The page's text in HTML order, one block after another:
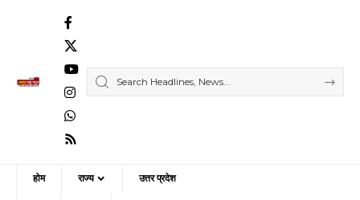
होम राज्य उत्तर प्रदेश